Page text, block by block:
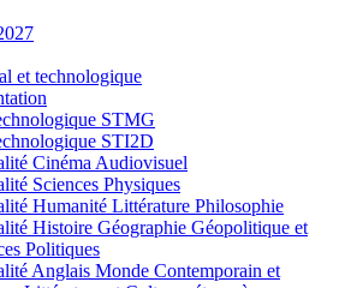
et technologique
STMG
STI2D
Cinéma Audiovisuel
Sciences Physiques
Humanité Littérature Philosophie
Histoire Géographie Géopolitique et
Politiques
Anglais Monde Contemporain et